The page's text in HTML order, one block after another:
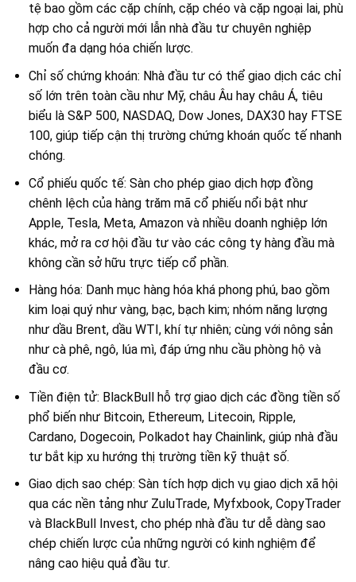
tệ bao gồm các cặp chính, cặp chéo và cặp ngoại lai, phù
hợp cho cả người mới lẫn nhà đầu tư chuyên nghiệp
muốn đa dạng hóa chiến lược.
Chỉ số chứng khoán: Nhà đầu tư có thể giao dịch các chỉ
số lớn trên toàn cầu như Mỹ, châu Âu hay châu Á, tiêu
biểu là S&P 500, NASDAQ, Dow Jones, DAX30 hay FTSE
100, giúp tiếp cận thị trường chứng khoán quốc tế nhanh
chóng.
Cổ phiếu quốc tế: Sàn cho phép giao dịch hợp đồng
chênh lệch của hàng trăm mã cổ phiếu nổi bật như
Apple, Tesla, Meta, Amazon và nhiều doanh nghiệp lớn
khác, mở ra cơ hội đầu tư vào các công ty hàng đầu mà
không cần sở hữu trực tiếp cổ phần.
Hàng hóa: Danh mục hàng hóa khá phong phú, bao gồm
kim loại quý như vàng, bạc, bạch kim; nhóm năng lượng
như dầu Brent, dầu WTI, khí tự nhiên; cùng với nông sản
như cà phê, ngô, lúa mì, đáp ứng nhu cầu phòng hộ và
đầu cơ.
Tiền điện tử: BlackBull hỗ trợ giao dịch các đồng tiền số
phổ biến như Bitcoin, Ethereum, Litecoin, Ripple,
Cardano, Dogecoin, Polkadot hay Chainlink, giúp nhà đầu
tư bắt kịp xu hướng thị trường tiền kỹ thuật số.
Giao dịch sao chép: Sàn tích hợp dịch vụ giao dịch xã hội
qua các nền tảng như ZuluTrade, Myfxbook, CopyTrader
và BlackBull Invest, cho phép nhà đầu tư dễ dàng sao
chép chiến lược của những người có kinh nghiệm để
nâng cao hiệu quả đầu tư.